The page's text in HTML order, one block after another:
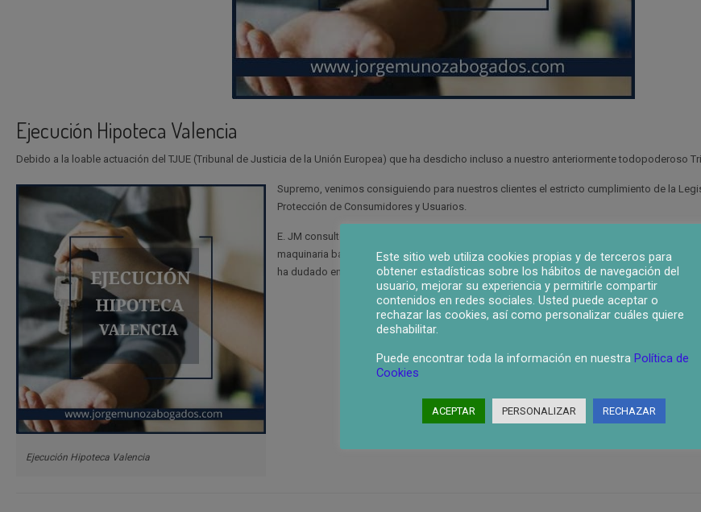
Ejecución Hipoteca Valencia
Debido a la loable actuación del TJUE (Tribunal de Justicia de la Unión Europea) que ha desdicho incluso a nuestro anteriormente todopoderoso
Ejecución Hipoteca Valencia
Supremo, venimos consiguiendo para nuestros clientes el estricto cumplimiento de la
Protección de Consumidores y Usuarios.
E. JM consultores, realizamos una defensa a ultranza de los derechos de nuestros
maquinaria bancaria, la que sin ningún escrúpulo, y con el exclusivo propósito de la
ha dudado en el inmoral atropello de los derechos de los ciudadanos, sino también, de
Este sitio web utiliza cookies propias y de terceros para
obtener estadísticas sobre los hábitos de navegación del
usuario, mejorar su experiencia y permitirle compartir
contenidos en redes sociales. Usted puede aceptar o
rechazar las cookies, así como personalizar cuáles quiere
deshabilitar.
Puede encontrar toda la información en nuestra Política de
Cookies
ACEPTAR PERSONALIZAR RECHAZAR